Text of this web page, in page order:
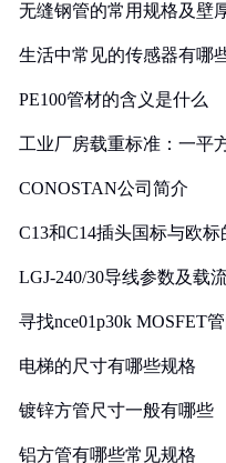
无缝钢管的常用规格及壁
生活中常见的传感器有哪
PE100管材的含义是什么
工业厂房载重标准：一平
CONOSTAN公司简介
C13和C14插头国标与欧
LGJ-240/30导线参数及载
寻找nce01p30k MOSFET
电梯的尺寸有哪些规格
镀锌方管尺寸一般有哪些
铝方管有哪些常见规格